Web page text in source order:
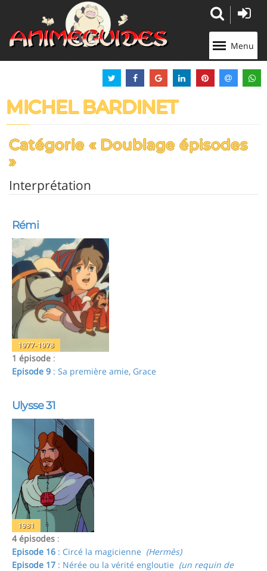
Menu
MICHEL BARDINET
Catégorie « Doublage épisodes
»
Interprétation
Rémi
1977-1978
1 épisode :
Episode 9 : Sa première amie, Grace
Ulysse 31
1981
4 épisodes :
Episode 16 : Circé la magicienne (Hermès)
Episode 17 : Nérée ou la vérité engloutie (un requin de
Panneau de gestion des cookies